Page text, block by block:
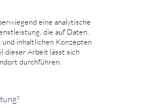
eine analytische
die auf Daten,
inhaltlichen Konzepten
dieser Arbeit lässt sich
durchführen.